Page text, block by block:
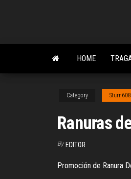
content
HOME
Category
Ranuras
By EDITOR
Promoción de Ranura